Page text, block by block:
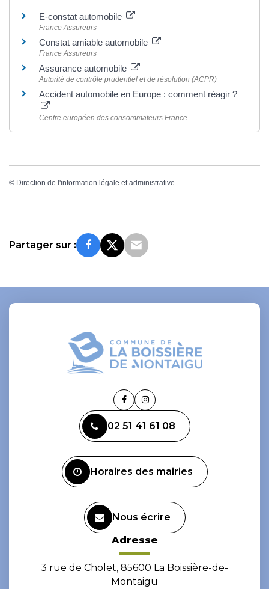
E-constat automobile
France Assureurs
Constat amiable automobile
France Assureurs
Assurance automobile
Autorité de contrôle prudentiel et de résolution (ACPR)
Accident automobile en Europe : comment réagir ?
Centre européen des consommateurs France
© Direction de l'information légale et administrative
Partager sur :
Lien
le
compte
Lien
le
compte
02 51 41 61 08
Horaires des mairies
Nous écrire
Adresse
3 rue de Cholet, 85600 La Boissière-de-
Montaigu